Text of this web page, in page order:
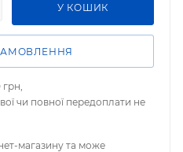
У КОШИК
чи повної передоплати не
магазину та може